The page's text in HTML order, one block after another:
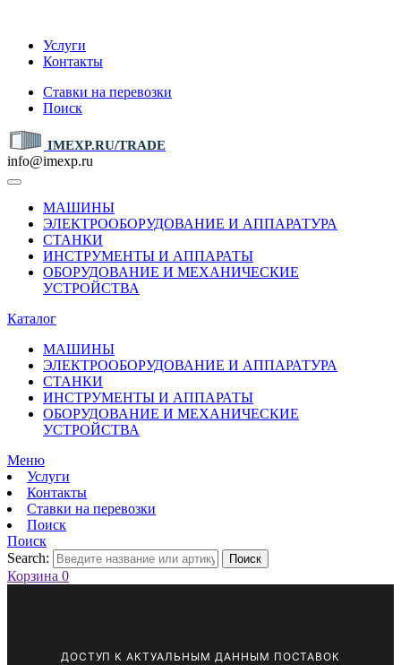
Услуги
Контакты
Ставки на перевозки
Поиск
IMEXP.RU/TRADE
info@imexp.ru
МАШИНЫ
ЭЛЕКТРООБОРУДОВАНИЕ И АППАРАТУРА
СТАНКИ
ИНСТРУМЕНТЫ И АППАРАТЫ
ОБОРУДОВАНИЕ И МЕХАНИЧЕСКИЕ
УСТРОЙСТВА
Каталог
МАШИНЫ
ЭЛЕКТРООБОРУДОВАНИЕ И АППАРАТУРА
СТАНКИ
ИНСТРУМЕНТЫ И АППАРАТЫ
ОБОРУДОВАНИЕ И МЕХАНИЧЕСКИЕ
УСТРОЙСТВА
Меню
Услуги
Контакты
Ставки на перевозки
Поиск
Поиск
Search:
Поиск
Корзина 0
ДОСТУП К АКТУАЛЬНЫМ ДАННЫМ ПОСТАВОК